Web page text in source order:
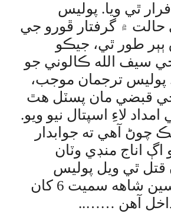
ٿي ويا. پوليس
۾ گرفتار ڦورو جي
طور ٿي، جيڪو
سيف الله ڪالوني جو
ترجمان موجب،
جي قبضي مان پسٽل هٿ
لاءِ اسپتال نيو ويو.
چوڻ آهي ته جوابدار
اناج منڊي وٽان
ٿي ويل پوليس
اهلڪار گدا حسين شاهه سميت 6 کان
آهن ……..